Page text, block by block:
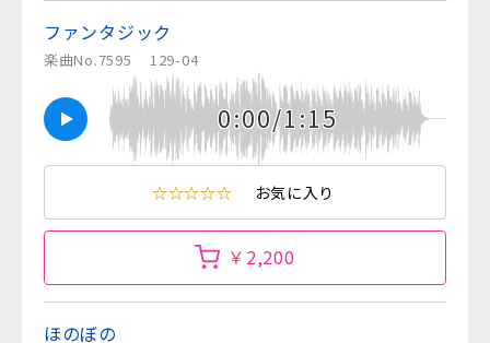
ファンタジック
楽曲No.7595 129-04
0:00/1:15
☆☆☆☆☆ お気に入り
￥2,200
ほのぼの